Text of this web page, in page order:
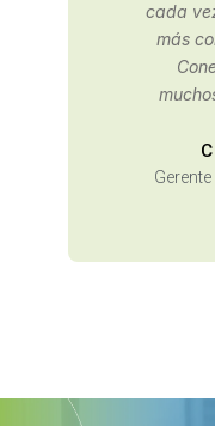
oficina